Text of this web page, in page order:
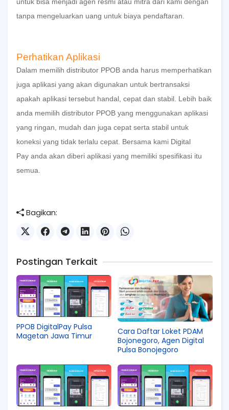
tanpa mengeluarkan uang untuk biaya pendaftaran.
Perhatikan Aplikasi
Dalam memilih distributor PPOB anda harus memperhatikan
juga aplikasi yang akan digunakan untuk bertransaksi
apakah aplikasi tersebut handal, cepat dan stabil. Lebih baik
anda memilih distributor PPOB yang menggunakan aplikasi
yang ringan, mudah dan juga cepat serta stabil untuk
koneksi yang tidak terlalu cepat. Bersama kami Digital
Pay anda akan diberi aplikasi yang memiliki spesifikasi itu
semua.
Bagikan:
Postingan Terkait
PPOB DigitalPay Pulsa
Magetan Jawa Timur
Cara Daftar Loket PDAM
Bojonegoro, Agen Digital
Pulsa Bonojegoro